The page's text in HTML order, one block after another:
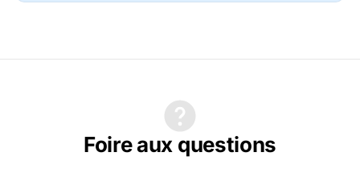
Foire aux questions